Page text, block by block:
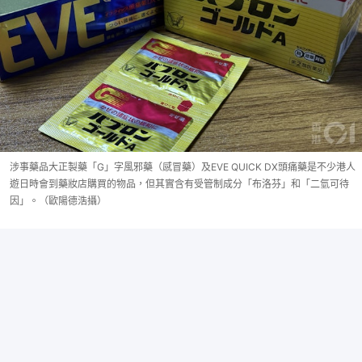
涉事藥品大正製藥「G」字風邪藥（感冒藥）及EVE QUICK DX頭痛藥是不少港人
遊日時會到藥妝店購買的物品，但其實含有受管制成分「布洛芬」和「二氫可待
因」。（歐陽德浩攝）